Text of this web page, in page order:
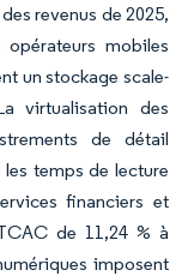
revenus de 2025,
mobiles
un stockage scale-
virtualisation des
de détail
temps de lecture
financiers et
de 11,24 % à
imposent